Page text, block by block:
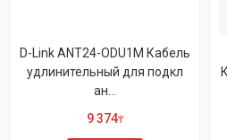
D-Link ANT24-ODU1M Кабель
удлинительный для подкл
ан...
9 374₸